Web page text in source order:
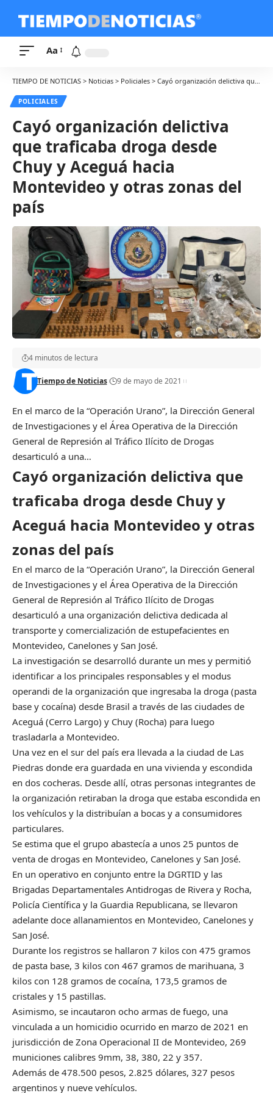
Aa
TIEMPO DE NOTICIAS > Noticias > Policiales > Cayó organización delictiva que traficaba droga desde Chuy y Aceguá hacia Montevideo y otras zonas del país
POLICIALES
Cayó organización delictiva
que traficaba droga desde
Chuy y Aceguá hacia
Montevideo y otras zonas del
país
Tiempo de Noticias 9 de mayo de 2021
4 minutos de lectura
En el marco de la “Operación Urano”, la Dirección General
de Investigaciones y el Área Operativa de la Dirección
General de Represión al Tráfico Ilícito de Drogas
desarticuló a una…
Cayó organización delictiva que
traficaba droga desde Chuy y
Aceguá hacia Montevideo y otras
zonas del país
En el marco de la “Operación Urano”, la Dirección General
de Investigaciones y el Área Operativa de la Dirección
General de Represión al Tráfico Ilícito de Drogas
desarticuló a una organización delictiva dedicada al
transporte y comercialización de estupefacientes en
Montevideo, Canelones y San José.
La investigación se desarrolló durante un mes y permitió
identificar a los principales responsables y el modus
operandi de la organización que ingresaba la droga (pasta
base y cocaína) desde Brasil a través de las ciudades de
Aceguá (Cerro Largo) y Chuy (Rocha) para luego
trasladarla a Montevideo.
Una vez en el sur del país era llevada a la ciudad de Las
Piedras donde era guardada en una vivienda y escondida
en dos cocheras. Desde allí, otras personas integrantes de
la organización retiraban la droga que estaba escondida en
los vehículos y la distribuían a bocas y a consumidores
particulares.
Se estima que el grupo abastecía a unos 25 puntos de
venta de drogas en Montevideo, Canelones y San José.
En un operativo en conjunto entre la DGRTID y las
Brigadas Departamentales Antidrogas de Rivera y Rocha,
Policía Científica y la Guardia Republicana, se llevaron
adelante doce allanamientos en Montevideo, Canelones y
San José.
Durante los registros se hallaron 7 kilos con 475 gramos
de pasta base, 3 kilos con 467 gramos de marihuana, 3
kilos con 128 gramos de cocaína, 173,5 gramos de
cristales y 15 pastillas.
Asimismo, se incautaron ocho armas de fuego, una
vinculada a un homicidio ocurrido en marzo de 2021 en
jurisdicción de Zona Operacional II de Montevideo, 269
municiones calibres 9mm, 38, 380, 22 y 357.
Además de 478.500 pesos, 2.825 dólares, 327 pesos
argentinos y nueve vehículos.